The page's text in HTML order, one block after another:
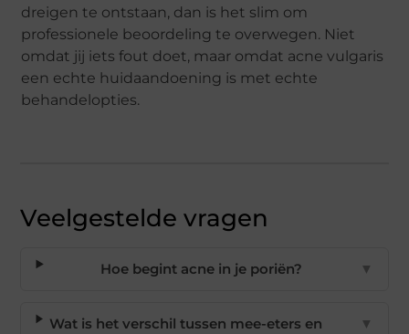
dreigen te ontstaan, dan is het slim om
professionele beoordeling te overwegen. Niet
omdat jij iets fout doet, maar omdat acne vulgaris
een echte huidaandoening is met echte
behandelopties.
Veelgestelde vragen
Hoe begint acne in je poriën? ▼
Wat is het verschil tussen mee-eters en
▼